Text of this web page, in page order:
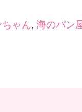
ちゃん,海のパン